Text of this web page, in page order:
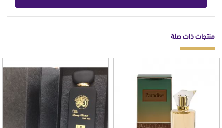
منتجات ذات صلة